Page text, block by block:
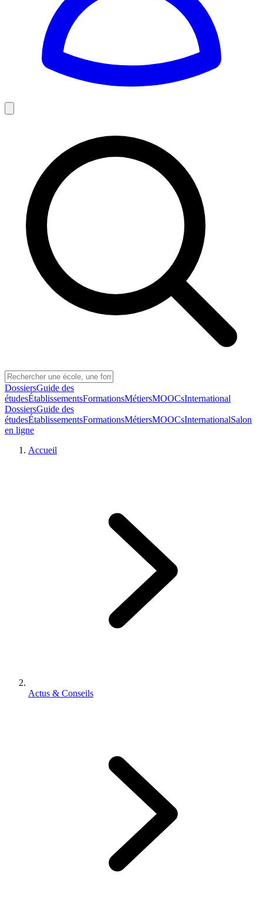
DossiersGuide des
étudesÉtablissementsFormationsMétiersMOOCsInternational
DossiersGuide des
étudesÉtablissementsFormationsMétiersMOOCsInternationalSalon
en ligne
Accueil
Actus & Conseils